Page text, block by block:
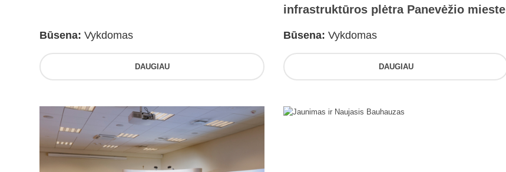
Būsena: Vykdomas
DAUGIAU
infrastruktūros plėtra Panevėžio mieste
Būsena: Vykdomas
DAUGIAU